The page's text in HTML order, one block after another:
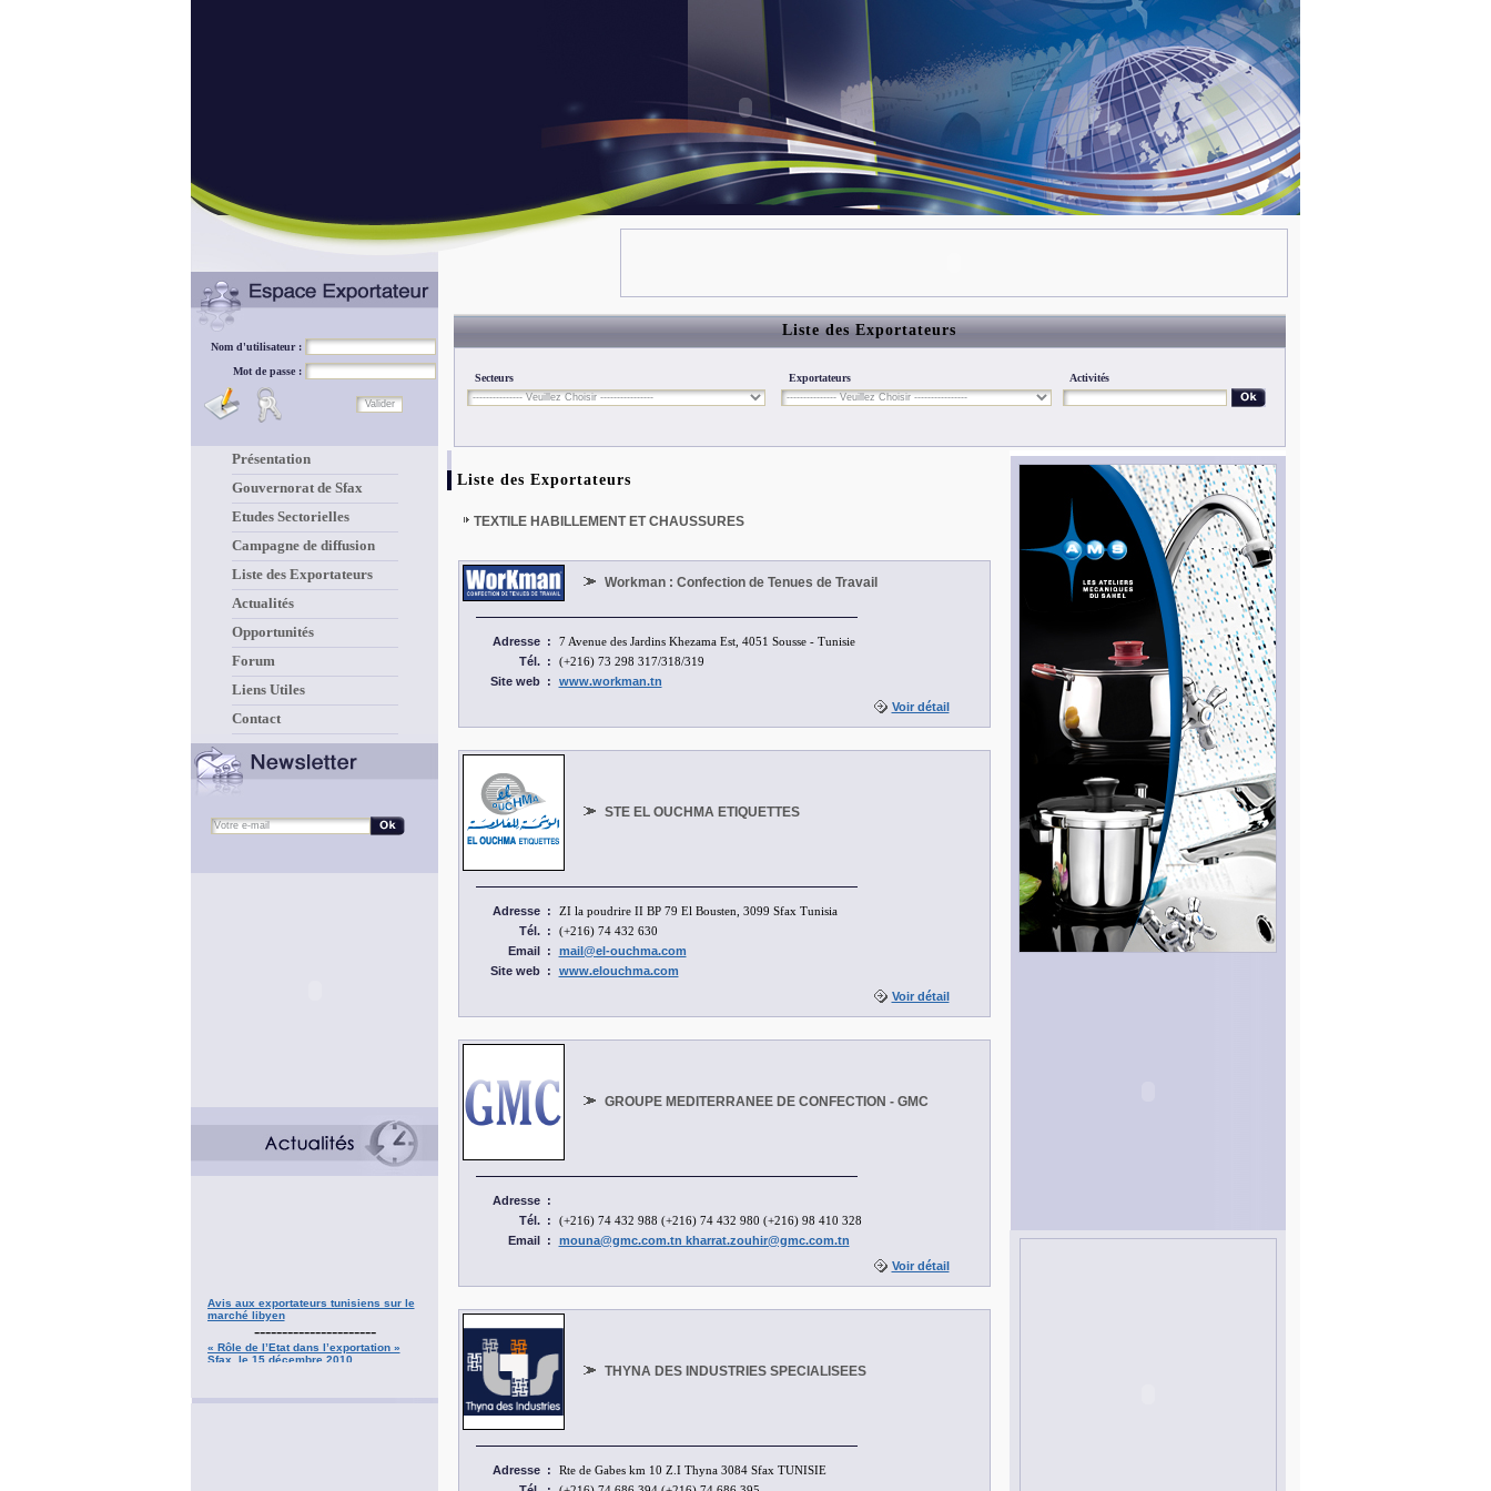
Nom d'utilisateur :
Mot de passe :
Présentation
Gouvernorat de Sfax
Etudes Sectorielles
Campagne de diffusion
Liste des Exportateurs
Actualités
Opportunités
Forum
Liens Utiles
Contact
Liste des Exportateurs
Secteurs Exportateurs Activités
Liste des Exportateurs
TEXTILE HABILLEMENT ET CHAUSSURES
Workman : Confection de Tenues de Travail
Adresse :
7 Avenue des Jardins Khezama Est, 4051 Sousse - Tunisie
Tél.
:
(+216) 73 298 317/318/319
Site web
:
www.workman.tn
Voir détail
STE EL OUCHMA ETIQUETTES
Adresse :
ZI la poudrire II BP 79 El Bousten, 3099 Sfax Tunisia
Tél.
:
(+216) 74 432 630
Email
:
mail@el-ouchma.com
Site web
:
www.elouchma.com
Voir détail
GROUPE MEDITERRANEE DE CONFECTION - GMC
Adresse
:
Tél.
:
(+216) 74 432 988 (+216) 74 432 980 (+216) 98 410 328
Email
:
mouna@gmc.com.tn kharrat.zouhir@gmc.com.tn
Voir détail
THYNA DES INDUSTRIES SPECIALISEES
Adresse :
Rte de Gabes km 10 Z.I Thyna 3084 Sfax TUNISIE